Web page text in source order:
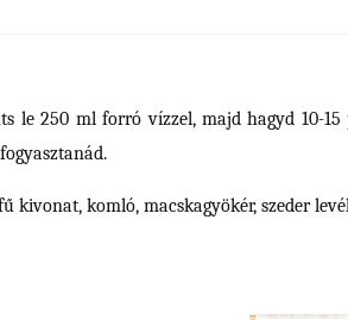
le 250 ml forró vízzel, majd hagyd 10-
komló, macskagyökér, szeder